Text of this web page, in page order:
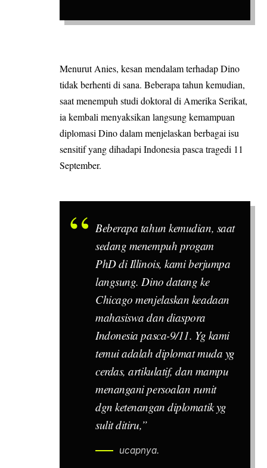
Menurut Anies, kesan mendalam terhadap Dino
tidak berhenti di sana. Beberapa tahun kemudian,
saat menempuh studi doktoral di Amerika Serikat,
ia kembali menyaksikan langsung kemampuan
diplomasi Dino dalam menjelaskan berbagai isu
sensitif yang dihadapi Indonesia pasca tragedi 11
September.
Beberapa tahun kemudian, saat
sedang menempuh progam
PhD di Illinois, kami berjumpa
langsung. Dino datang ke
Chicago menjelaskan keadaan
mahasiswa dan diaspora
Indonesia pasca-9/11. Yg kami
temui adalah diplomat muda yg
cerdas, artikulatif, dan mampu
menangani persoalan rumit
dgn ketenangan diplomatik yg
sulit ditiru,”
ucapnya.